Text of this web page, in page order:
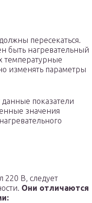
пересекаться.
быть нагревательный
температурные
изменять параметры
показатели
значения
220 В, следует
Они отличаются